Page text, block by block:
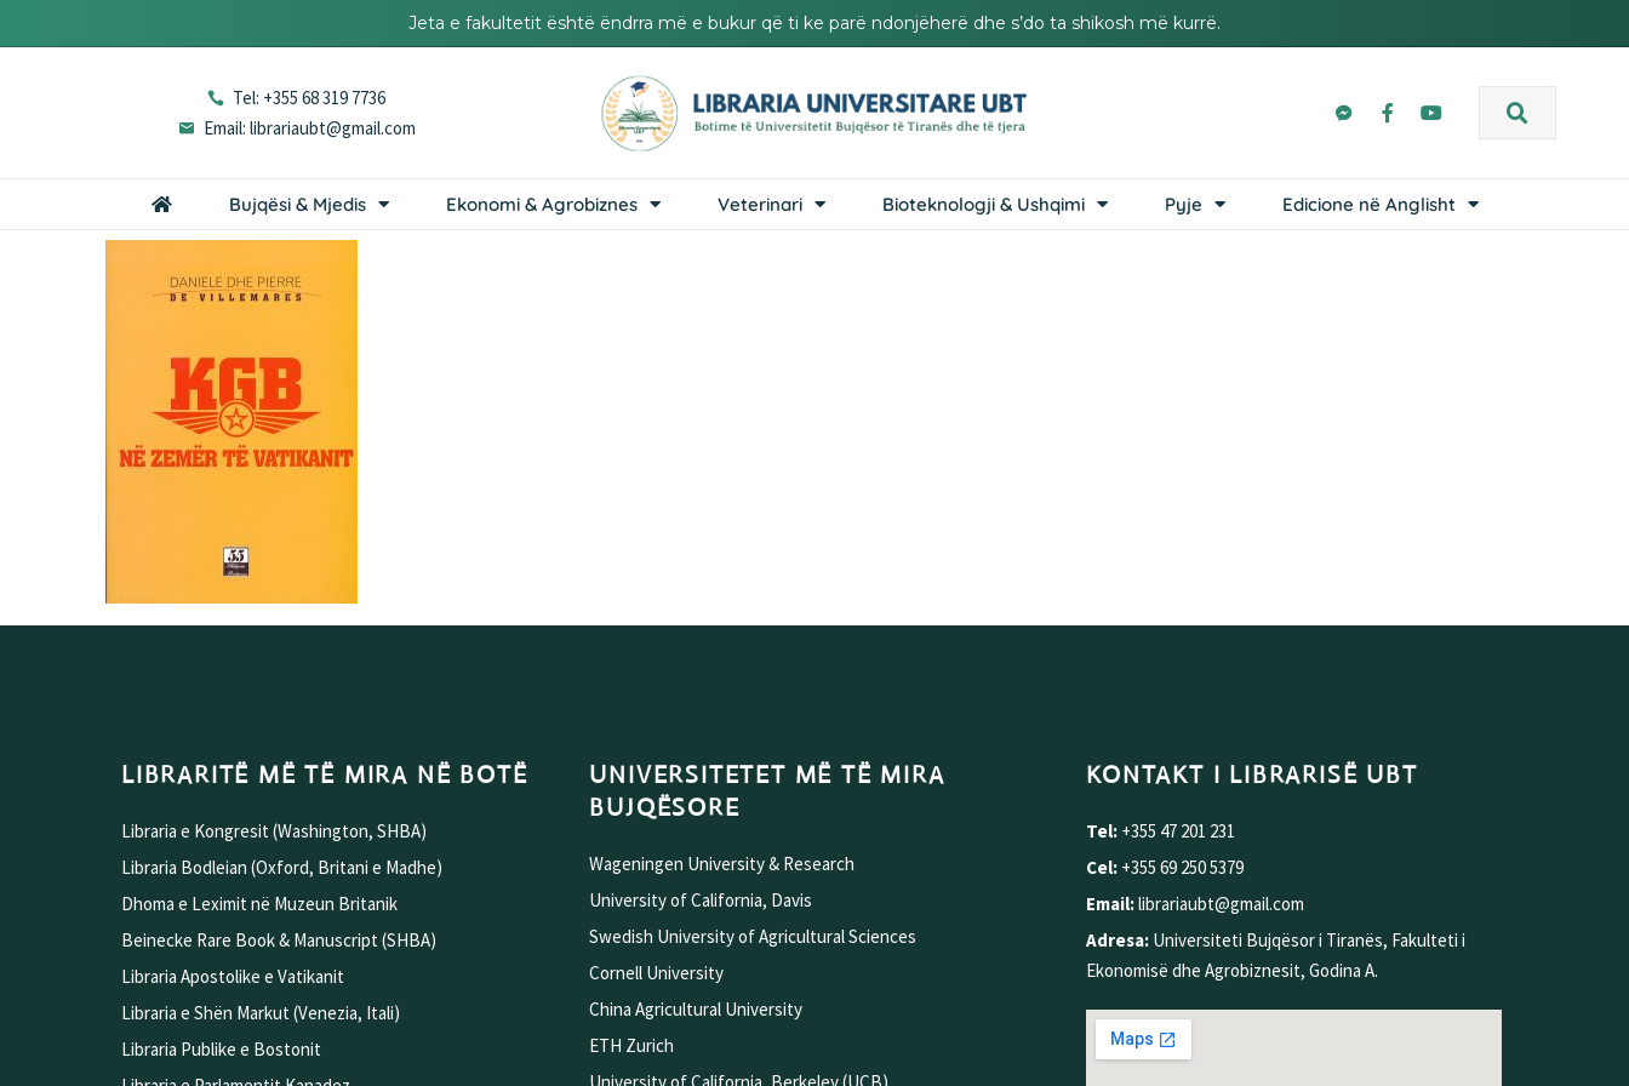
Jeta e fakultetit është ëndrra më e bukur që ti ke parë ndonjëherë dhe s’do ta shikosh më kurrë.
Tel: +355 68 319 7736
Email: librariaubt@gmail.com
Bujqësi & Mjedis Ekonomi & Agrobiznes Veterinari Bioteknologji & Ushqimi Pyje Edicione në Anglisht
LIBRARITË MË TË MIRA NË BOTË
Libraria e Kongresit (Washington, SHBA)
Libraria Bodleian (Oxford, Britani e Madhe)
Dhoma e Leximit në Muzeun Britanik
Beinecke Rare Book & Manuscript (SHBA)
Libraria Apostolike e Vatikanit
Libraria e Shën Markut (Venezia, Itali)
Libraria Publike e Bostonit
UNIVERSITETET MË TË MIRA
BUJQËSORE
Wageningen University & Research
University of California, Davis
Swedish University of Agricultural Sciences
Cornell University
China Agricultural University
ETH Zurich
KONTAKT I LIBRARISË UBT
Tel: +355 47 201 231
Cel: +355 69 250 5379
Email:librariaubt@gmail.com
Adresa: Universiteti Bujqësor i Tiranës, Fakulteti i
Ekonomisë dhe Agrobiznesit, Godina A.